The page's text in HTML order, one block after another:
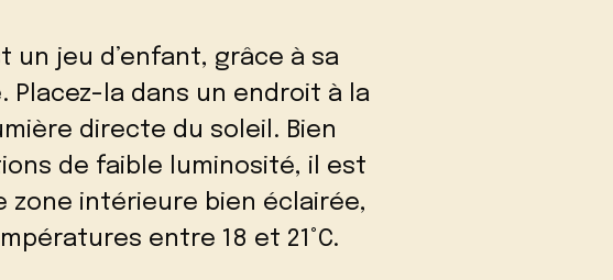
un jeu d’enfant, grâce à sa
la dans un endroit à la
directe du soleil. Bien
de faible luminosité, il est
zone intérieure bien éclairée,
entre 18 et 21°C.